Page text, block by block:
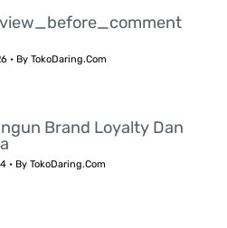
• ByTokoDaring.Com
Brand Loyalty Dan
• ByTokoDaring.Com